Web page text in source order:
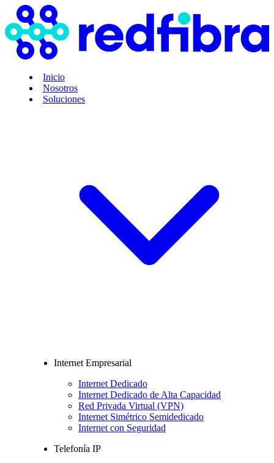
Inicio
Nosotros
Soluciones
Internet Empresarial
Internet Dedicado
Internet Dedicado de Alta Capacidad
Red Privada Virtual (VPN)
Internet Simétrico Semidedicado
Internet con Seguridad
Telefonía IP